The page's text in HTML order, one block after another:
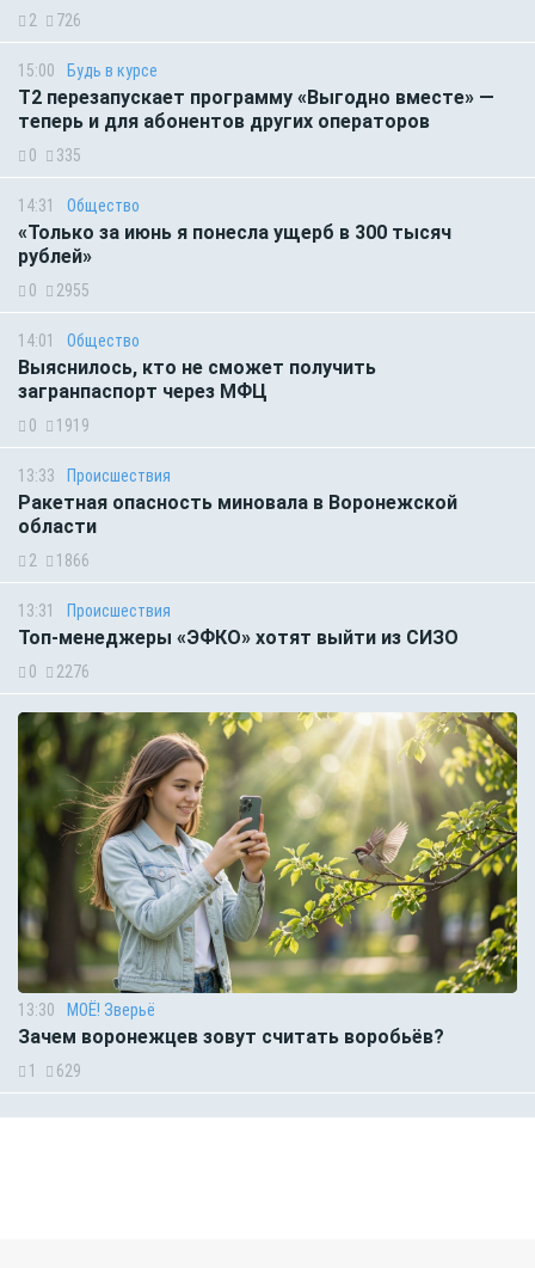
2 726
15:00 Будь в курсе
Т2 перезапускает программу «Выгодно вместе» —
теперь и для абонентов других операторов
0 335
14:31 Общество
«Только за июнь я понесла ущерб в 300 тысяч
рублей»
0 2955
14:01 Общество
Выяснилось, кто не сможет получить
загранпаспорт через МФЦ
0 1919
13:33 Происшествия
Ракетная опасность миновала в Воронежской
области
2 1866
13:31 Происшествия
Топ-менеджеры «ЭФКО» хотят выйти из СИЗО
0 2276
13:30 МОЁ! Зверьё
Зачем воронежцев зовут считать воробьёв?
1 629